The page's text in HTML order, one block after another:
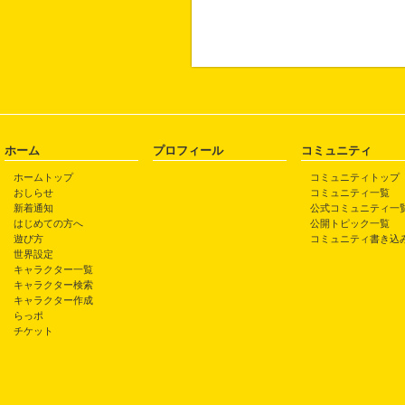
ホーム
ホームトップ
おしらせ
新着通知
はじめての方へ
遊び方
世界設定
キャラクター一覧
キャラクター検索
キャラクター作成
らっポ
チケット
プロフィール コミュニティ
コミュニティトップ
コミュニティ一覧
公式コミュニティ一
公開トピック一覧
コミュニティ書き込